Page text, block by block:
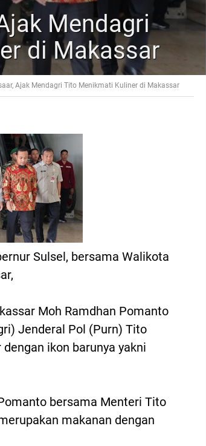
Mendagri
di Makassar
Ajak Mendagri Tito Menikmati Kuliner di Makassar
Sulsel, bersama Walikota
Moh Ramdhan Pomanto
Jenderal Pol (Purn) Tito
ikon barunya yakni
bersama Menteri Tito
makanan dengan